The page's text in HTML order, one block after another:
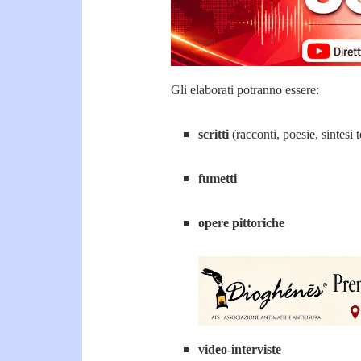
Gli elaborati potranno essere:
scritti (racconti, poesie, sintesi
fumetti
opere pittoriche
video-interviste